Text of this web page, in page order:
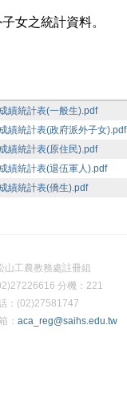
女之統計資料。
績統計表(一般生).pdf
績統計表(政府派外子女).pdf
績統計表(原住民).pdf
績統計表(退伍軍人).pdf
績統計表(僑生).pdf
山工農教務處註冊組
分機：221
：(02)27581747
： aca_reg@saihs.edu.tw